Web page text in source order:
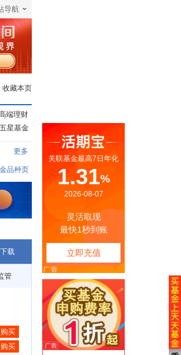
导航
收藏本页
端理财
五星基金
更多
品种页
载
管
购买
购买